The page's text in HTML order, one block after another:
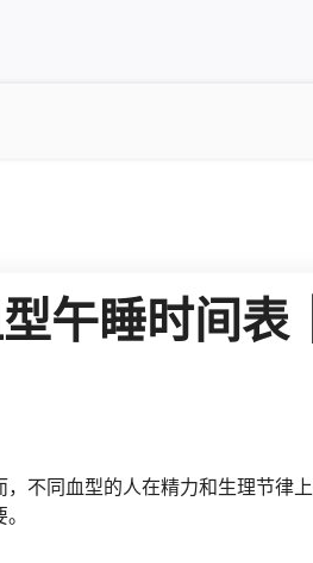
午睡时间表
不同血型的人在精力和生理节律